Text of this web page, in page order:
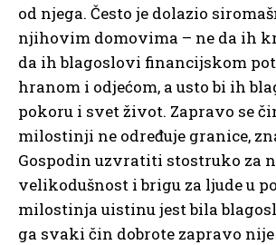
od njega. Često je dolazio
njihovim domovima – ne da ih
da ih blagoslovi financijskom
hranom i odjećom, a usto bi ih
pokoru i svet život. Zapravo se
milostinji ne određuje granice,
Gospodin uzvratiti stostruko za
velikodušnost i brigu za ljude u
milostinja uistinu jest bila
ga svaki čin dobrote zapravo